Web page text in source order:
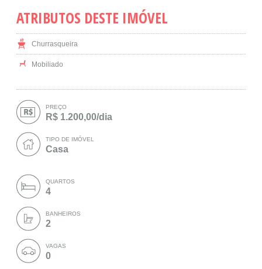
ATRIBUTOS DESTE IMÓVEL
Churrasqueira
Mobiliado
PREÇO
R$ 1.200,00/dia
TIPO DE IMÓVEL
Casa
QUARTOS
4
BANHEIROS
2
VAGAS
0